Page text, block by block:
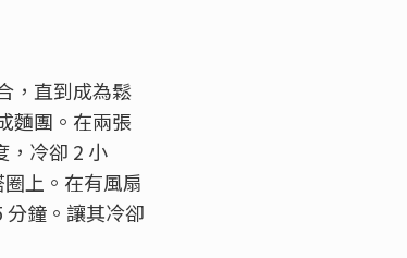
，直到成為鬆
麵團。在兩張
，冷卻 2 小
圈上。在有風扇
分鐘。讓其冷卻